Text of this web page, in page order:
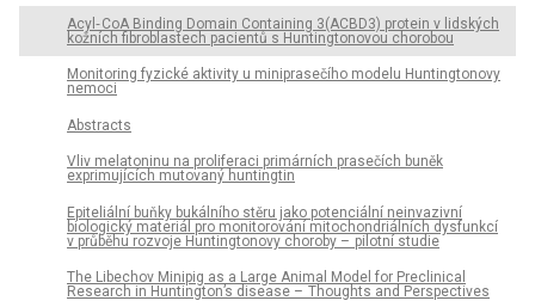
Acyl‑ CoA Binding Domain Containing 3(ACBD3) protein v lidských
kožních fibroblastech pacientů s Huntingtonovou chorobou
Monitoring fyzické aktivity u miniprasečího modelu Huntingtonovy
nemoci
Abstracts
Vliv melatoninu na proliferaci primárních prasečích buněk
exprimujících mutovaný huntingtin
Epiteliální buňky bukálního stěru jako potenciální neinvazivní
biologický materiál pro monitorování mitochondriálních dysfunkcí
v průběhu rozvoje Huntingtonovy choroby – pilotní studie
The Libechov Minipig as a Large Animal Model for Preclinical
Research in Huntington’s disease – Thoughts and Perspectives